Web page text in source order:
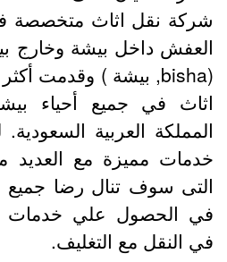
نقل اثاث متخصصة
داخل بيشة وخارج
في جميع أحياء بيشة
العربية السعودية.
مميزة مع العديد من
سوف تنال رضا جميع
الحصول علي خدمات
النقل مع التغليف.